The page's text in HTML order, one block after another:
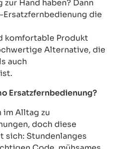
Hand haben? Dann
die
komfortable Produkt
Alternative, die
auch
Ersatzfernbedienung?
im Alltag zu
doch diese
sich: Stundenlanges